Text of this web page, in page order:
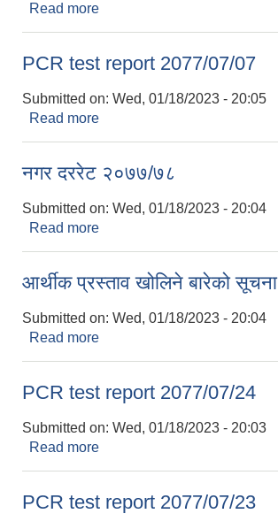
Read more
PCR test report 2077/07/07
Submitted on: Wed, 01/18/2023 - 20:05
Read more
नगर दररेट २०७७/७८
Submitted on: Wed, 01/18/2023 - 20:04
Read more
आर्थीक प्रस्ताव खोलिने बारेको सूचना
Submitted on: Wed, 01/18/2023 - 20:04
Read more
PCR test report 2077/07/24
Submitted on: Wed, 01/18/2023 - 20:03
Read more
PCR test report 2077/07/23